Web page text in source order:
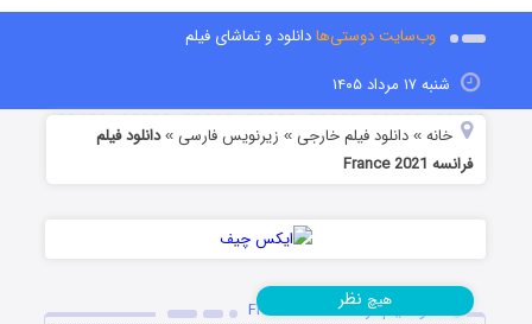
وب‌سایت دوستی‌هادانلود و تماشای فیلم
شنبه ۱۷ مرداد ۱۴۰۵
خانه »دانلود فیلم خارجی » زیرنویس فارسی »دانلود فیلم
فرانسه France 2021
دانلود فیلم فرانسه France 2021
هیچ نظر